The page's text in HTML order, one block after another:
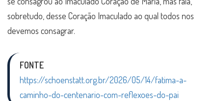
sobretudo, desse Coração Imaculado ao qual todos nos
devemos consagrar.
FONTE
https://schoenstatt.org.br/2026/05/14/fatima-a-
caminho-do-centenario-com-reflexoes-do-pai